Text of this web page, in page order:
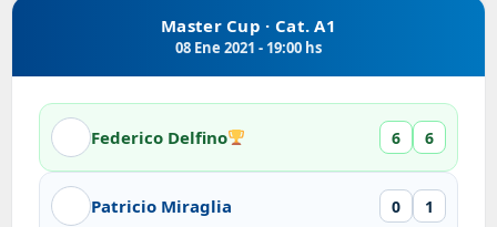
Master Cup · Cat. A1
08 Ene 2021 - 19:00 hs
Federico Delfino 6 6
Patricio Miraglia 0 1